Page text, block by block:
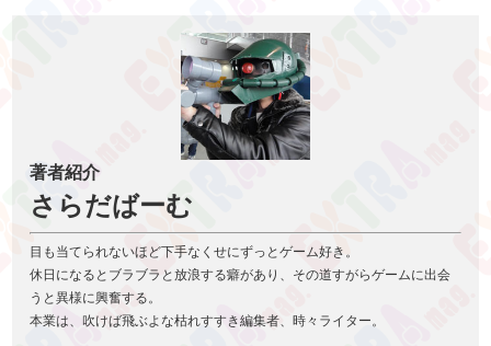
著者紹介
さらだばーむ
目も当てられないほど下手なくせにずっとゲーム好き。
休日になるとブラブラと放浪する癖があり、その道すがらゲームに出会
うと異様に興奮する。
本業は、吹けば飛ぶよな枯れすすき編集者、時々ライター。